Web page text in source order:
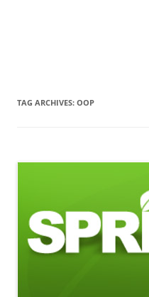
TAG ARCHIVES: OOP